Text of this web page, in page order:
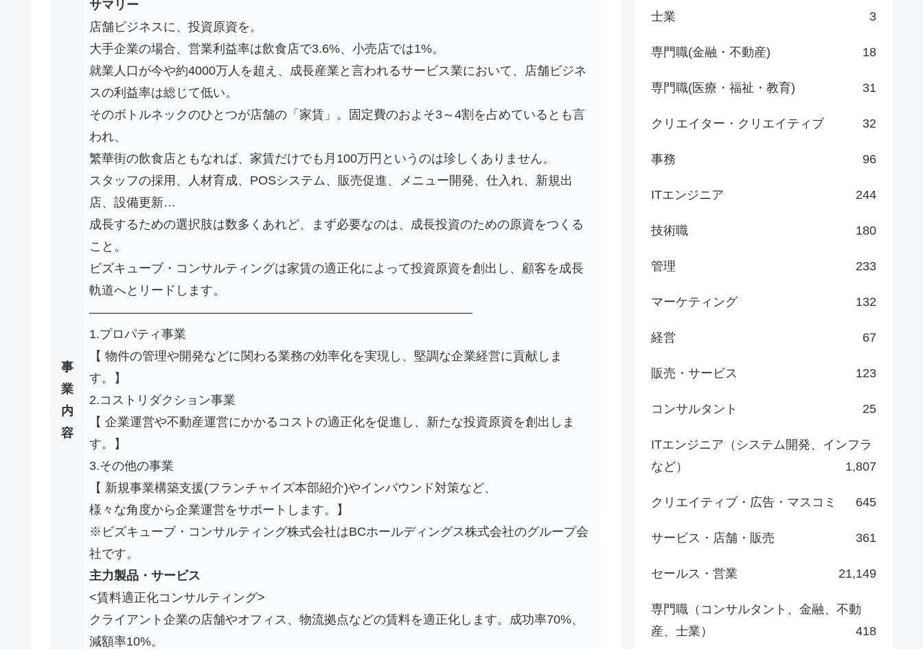
事
業
内
容
サマリー
店舗ビジネスに、投資原資を。
大手企業の場合、営業利益率は飲食店で3.6%、小売店では1%。
就業人口が今や約4000万人を超え、成長産業と言われるサービス業において、店舗ビジネ
スの利益率は総じて低い。
そのボトルネックのひとつが店舗の「家賃」。固定費のおよそ3～4割を占めているとも言
われ、
繁華街の飲食店ともなれば、家賃だけでも月100万円というのは珍しくありません。
スタッフの採用、人材育成、POSシステム、販売促進、メニュー開発、仕入れ、新規出
店、設備更新…
成長するための選択肢は数多くあれど、まず必要なのは、成長投資のための原資をつくる
こと。
ビズキューブ・コンサルティングは家賃の適正化によって投資原資を創出し、顧客を成長
軌道へとリードします。
―――――――――――――――――――――――――――――――
1.プロパティ事業
【 物件の管理や開発などに関わる業務の効率化を実現し、堅調な企業経営に貢献しま
す。】
2.コストリダクション事業
【 企業運営や不動産運営にかかるコストの適正化を促進し、新たな投資原資を創出しま
す。】
3.その他の事業
【 新規事業構築支援(フランチャイズ本部紹介)やインバウンド対策など、
様々な角度から企業運営をサポートします。】
※ビズキューブ・コンサルティング株式会社はBCホールディングス株式会社のグループ会
社です。
主力製品・サービス
<賃料適正化コンサルティング>
クライアント企業の店舗やオフィス、物流拠点などの賃料を適正化します。成功率70%、
減額率10%。
士業 3
専門職(金融・不動産) 18
専門職(医療・福祉・教育) 31
クリエイター・クリエイティブ 32
事務 96
ITエンジニア 244
技術職 180
管理 233
マーケティング 132
経営 67
販売・サービス 123
コンサルタント 25
ITエンジニア（システム開発、インフラ
など）
1,807
クリエイティブ・広告・マスコミ 645
サービス・店舗・販売 361
セールス・営業 21,149
専門職（コンサルタント、金融、不動
産、士業）
418